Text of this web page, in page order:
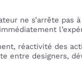
ne s’arrête
réactivité des
entre designers,